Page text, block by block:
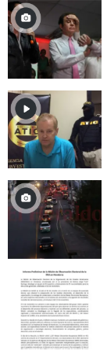
1
minute,
56
seconds